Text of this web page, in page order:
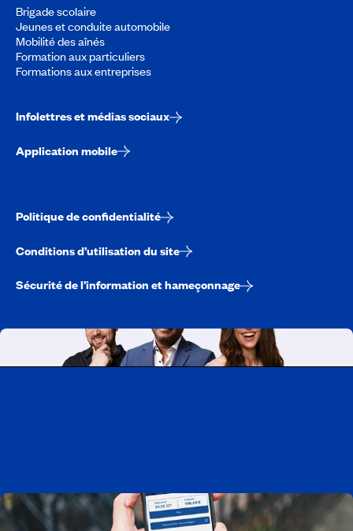
Brigade scolaire
Jeunes et conduite automobile
Mobilité des aînés
Formation aux particuliers
Formations aux entreprises
Infolettres et médias sociaux
Application mobile
Politique de confidentialité
Conditions d’utilisation du site
Sécurité de l’information et hameçonnage